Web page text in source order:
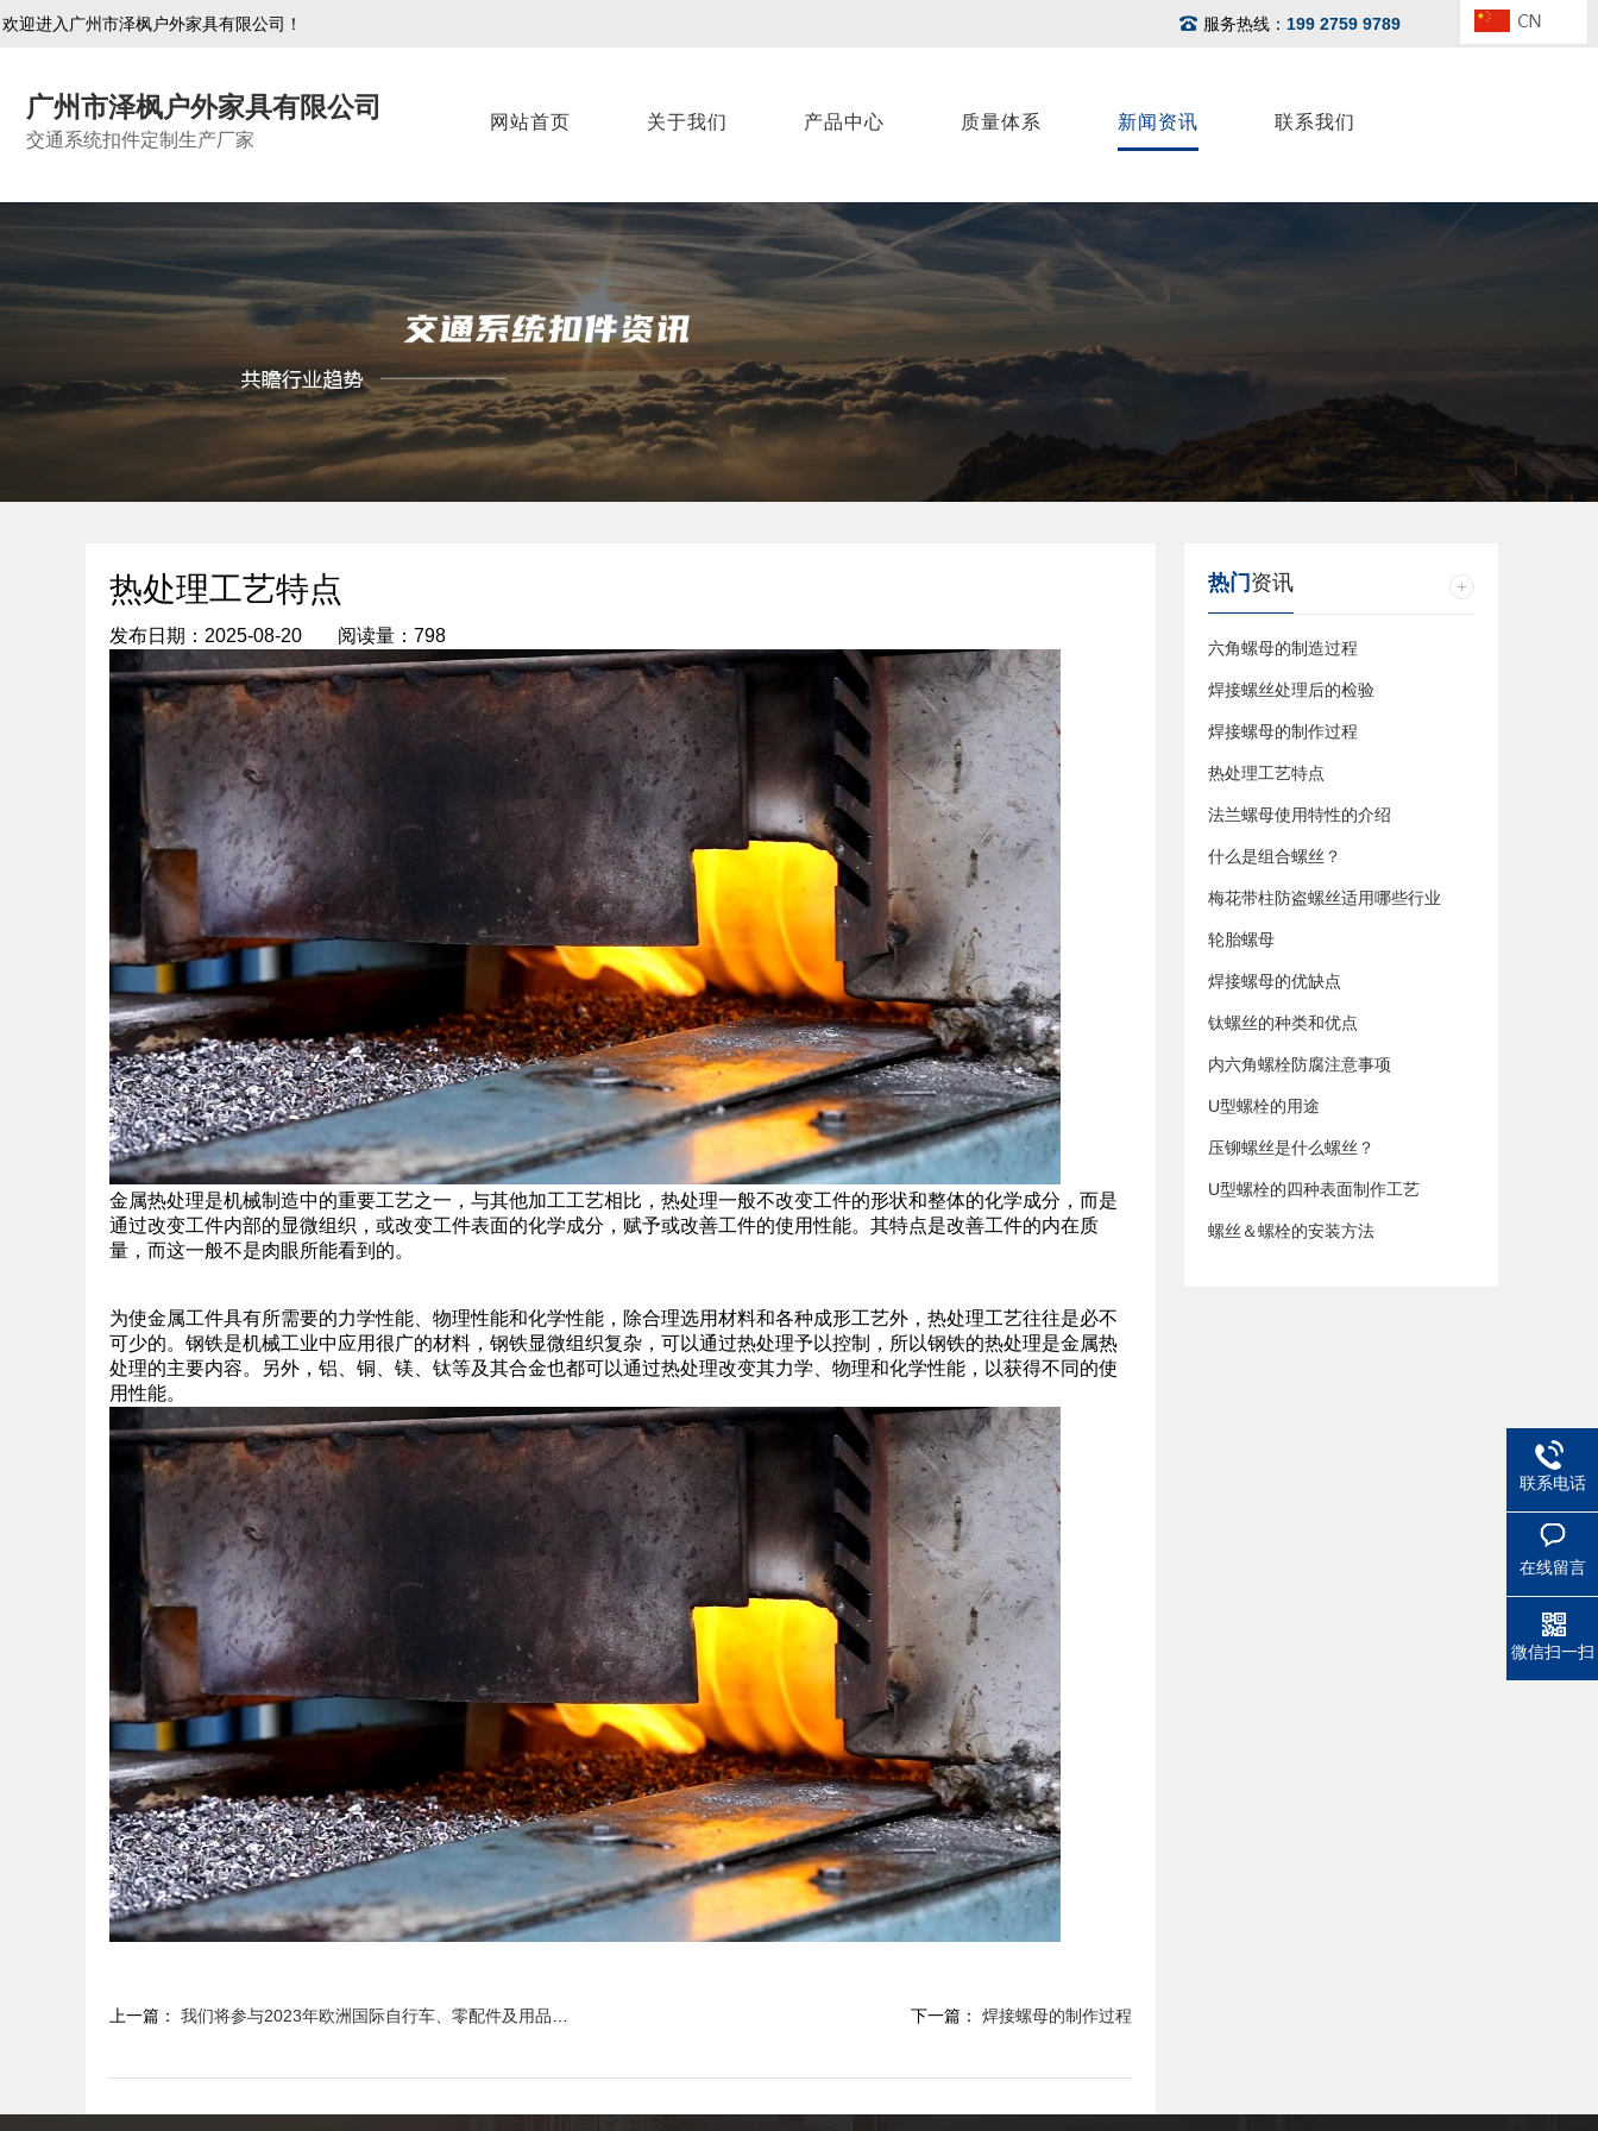
欢迎进入广州市泽枫户外家具有限公司！ 服务热线： 199 2759 9789
广州市泽枫户外家具有限公司
交通系统扣件定制生产厂家
网站首页 关于我们 产品中心 质量体系 新闻资讯 联系我们
热处理工艺特点
发布日期：2025-08-20 阅读量：798
金属热处理是机械制造中的重要工艺之一，与其他加工工艺相比，热处理一般不改变工件的形状和整体的化学成分，而是
通过改变工件内部的显微组织，或改变工件表面的化学成分，赋予或改善工件的使用性能。其特点是改善工件的内在质
量，而这一般不是肉眼所能看到的。
为使金属工件具有所需要的力学性能、物理性能和化学性能，除合理选用材料和各种成形工艺外，热处理工艺往往是必不
可少的。钢铁是机械工业中应用很广的材料，钢铁显微组织复杂，可以通过热处理予以控制，所以钢铁的热处理是金属热
处理的主要内容。另外，铝、铜、镁、钛等及其合金也都可以通过热处理改变其力学、物理和化学性能，以获得不同的使
用性能。
上一篇： 我们将参与2023年欧洲国际自行车、零配件及用品展览会 下一篇： 焊接螺母的制作过程
热门 资讯
六角螺母的制造过程
焊接螺丝处理后的检验
焊接螺母的制作过程
热处理工艺特点
法兰螺母使用特性的介绍
什么是组合螺丝？
梅花带柱防盗螺丝适用哪些行业
轮胎螺母
焊接螺母的优缺点
钛螺丝的种类和优点
内六角螺栓防腐注意事项
U型螺栓的用途
压铆螺丝是什么螺丝？
U型螺栓的四种表面制作工艺
螺丝＆螺栓的安装方法
联系电话
在线留言
微信扫一扫